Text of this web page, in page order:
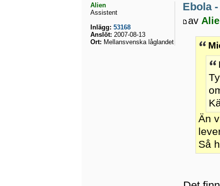
Ebola
av
Än
Så
Alien
Assistent
Inlägg: 53168
Anslöt: 2007-08-13
Ort: Mellansvenska låglandet